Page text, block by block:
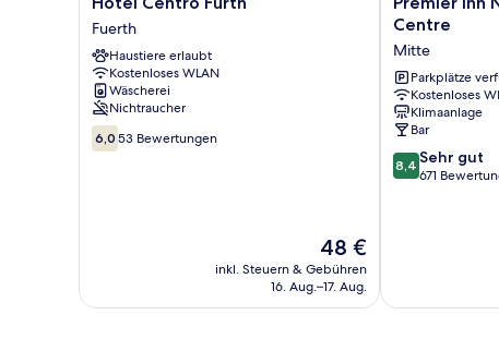
Centro
Fürth
Fuerth
Fuerth
Haustiere erlaubt
Kostenloses WLAN
Wäscherei
Nichtraucher
6.0
von
6,0 53 Bewertungen
Der
Preis
beträgt
48 €
inkl. Steuern & Gebühren
16. Aug.–17. Aug.
Inn
City
Centre
Mitte
Centre
Mitte
Parkplätze
Kostenloses
Klimaanlage
Bar
8.4
von
8,4 Sehr gut
671